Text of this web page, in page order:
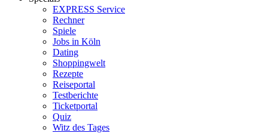
EXPRESS Service
Rechner
Spiele
Jobs in Köln
Dating
Shoppingwelt
Rezepte
Reiseportal
Testberichte
Ticketportal
Quiz
Witz des Tages